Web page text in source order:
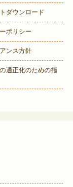
ダウンロード
ポリシー
ンス方針
適正化のための指